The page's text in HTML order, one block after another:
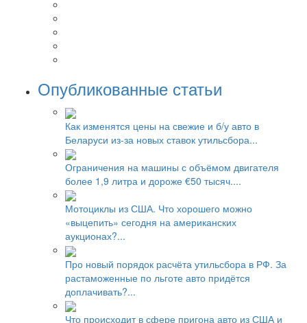
Опубликованные статьи
Как изменятся цены на свежие и б/у авто в
Беларуси из-за новых ставок утильсбора...
Ограничения на машины с объёмом двигателя
более 1,9 литра и дороже €50 тысяч....
Мотоциклы из США. Что хорошего можно
«выцепить» сегодня на американских
аукционах?...
Про новый порядок расчёта утильсбора в РФ. За
растаможенные по льготе авто придётся
доплачивать?...
Что происходит в сфере пригона авто из США и